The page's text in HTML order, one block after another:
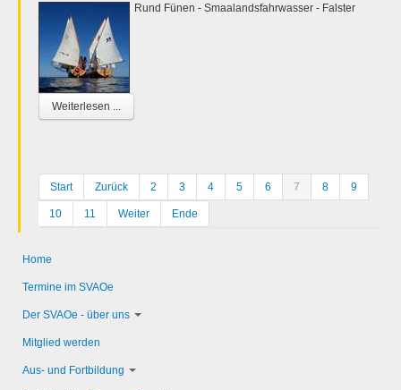
Rund Fünen - Smaalandsfahrwasser - Falster
Weiterlesen ...
Start Zurück 2 3 4 5 6 7 8 9
10 11 Weiter Ende
Home
Termine im SVAOe
Der SVAOe - über uns
Mitglied werden
Aus- und Fortbildung